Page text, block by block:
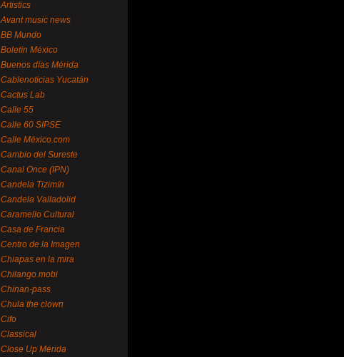
Artistics
Avant music news
BB Mundo
Boletín México
Buenos días Mérida
Cablenoticias Yucatán
Cactus Lab
Calle 55
Calle 60 SIPSE
Calle México.com
Cambio del Sureste
Canal Once (IPN)
Candela Tizimín
Candela Valladolid
Caramello Cultural
Casa de Francia
Centro de la Imagen
Chiapas en la mira
Chilango.mobi
Chinan-pass
Chula the clown
Cifo
Classical
Close Up Mérida